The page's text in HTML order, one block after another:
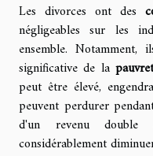
Les divorces ont des
négligeables sur les
ensemble. Notamment,
significative de la
peut être élevé,
peuvent perdurer
d'un revenu
considérablement